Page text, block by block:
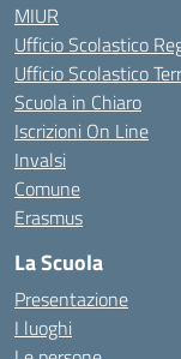
MIUR
Ufficio Scolastico
Ufficio Scolastico
Scuola in Chiaro
Iscrizioni On Line
Invalsi
Comune
Erasmus
La Scuola
Presentazione
I luoghi